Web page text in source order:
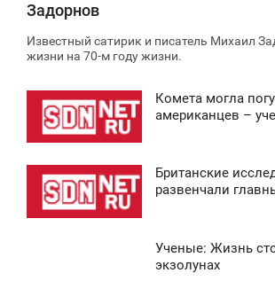
Задорнов
Известный сатирик и писатель Михаил
жизни на 70-м году жизни.
Комета могла
американцев –
Британские
развенчали
Ученые: Жизнь
экзолунах